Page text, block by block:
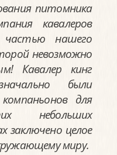
питомника
кавалеров
частью нашего
невозможно
Кавалер кинг
были
для
небольших
заключено целое
миру.